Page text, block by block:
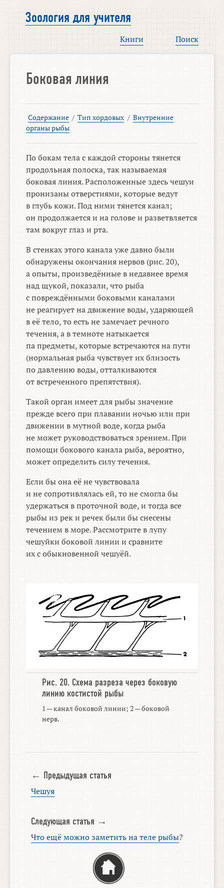
Зоология для учителя
Книги Поиск
Боковая линия
Содержание / Тип хордовых / Внутренние
органы рыбы
По бокам тела с каждой стороны тянется
продольная полоска, так называемая
боковая линия. Расположенные здесь чешуи
пронизаны отверстиями, которые ведут
в глубь кожи. Под ними тянется канал;
он продолжается и на голове и разветвляется
там вокруг глаз и рта.
В стенках этого канала уже давно были
обнаружены окончания нервов (рис. 20),
а опыты, произведённые в недавнее время
над щукой, показали, что рыба
с повреждёнными боковыми каналами
не реагирует на движение воды, ударяющей
в её тело, то есть не замечает речного
течения, а в темноте натыкается
па предметы, которые встречаются на пути
(нормальная рыба чувствует их близость
по давлению воды, отталкиваются
от встреченного препятствия).
Такой орган имеет для рыбы значение
прежде всего при плавании ночью или при
движении в мутной воде, когда рыба
не может руководствоваться зрением. При
помощи бокового канала рыба, вероятно,
может определить силу течения.
Если бы она её не чувствовала
и не сопротивлялась ей, то не смогла бы
удержаться в проточной воде, и тогда все
рыбы из рек и речек были бы снесены
течением в море. Рассмотрите в лупу
чешуйки боковой линии и сравните
их с обыкновенной чешуёй.
Рис. 20. Схема разреза через боковую
линию костистой рыбы
1 — канал боковой линии; 2 — боковой
нерв.
← Предыдущая статья
Чешуя
Следующая статья →
Что ещё можно заметить на теле рыбы?